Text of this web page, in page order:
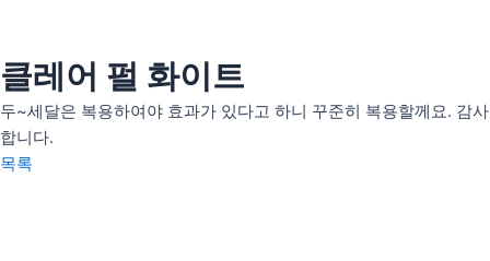
츠
로
건
너
뛰
인사말
의료인 소개
안티트러블
펄화이트
클레어 펄 화이트
두~세달은 복용하여야 효과가 있다고 하니 꾸준히 복용할께요. 감사
합니다.
목록